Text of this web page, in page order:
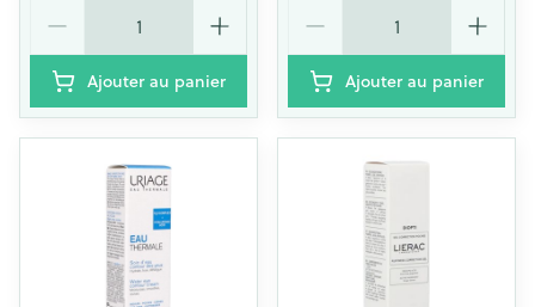
Ajouter au panier Ajouter au panier